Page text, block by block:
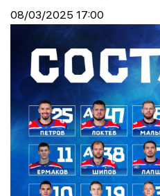
08/03/2025 17:00